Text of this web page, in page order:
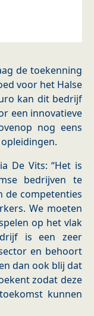
de toekenning
voor het Halse
kan dit bedrijf
een innovatieve
nog eens
De Vits: “Het is
bedrijven te
de competenties
We moeten
op het vlak
is een zeer
en behoort
dan ook blij dat
zodat deze
kunnen